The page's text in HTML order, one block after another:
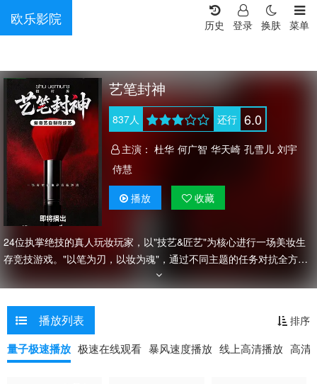
欧乐影院 菜单
换肤
登录
历史
艺笔封神
837人 还行 6.0
主演： 杜华 何广智 华天崎 孔雪儿 刘宇
侍慧
播放 收藏
24位执掌绝技的真人玩妆玩家，以"技艺&匠艺"为核心进行一场美妆生
存竞技游戏。"以笔为刃，以妆为魂"，通过不同主题的任务对抗全方位
展现创美技巧，让观众看到美妆的无限可能
播放列表 排序
量子极速播放 极速在线观看 暴风速度播放 线上高清播放 高清